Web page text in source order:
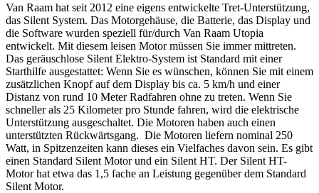
Van Raam hat seit 2012 eine eigens entwickelte Tret-Unterstützung,
das Silent System. Das Motorgehäuse, die Batterie, das Display und
die Software wurden speziell für/durch Van Raam Utopia
entwickelt. Mit diesem leisen Motor müssen Sie immer mittreten.
Das geräuschlose Silent Elektro-System ist Standard mit einer
Starthilfe ausgestattet: Wenn Sie es wünschen, können Sie mit einem
zusätzlichen Knopf auf dem Display bis ca. 5 km/h und einer
Distanz von rund 10 Meter Radfahren ohne zu treten. Wenn Sie
schneller als 25 Kilometer pro Stunde fahren, wird die elektrische
Unterstützung ausgeschaltet. Die Motoren haben auch einen
unterstützten Rückwärtsgang. Die Motoren liefern nominal 250
Watt, in Spitzenzeiten kann dieses ein Vielfaches davon sein. Es gibt
einen Standard Silent Motor und ein Silent HT. Der Silent HT-
Motor hat etwa das 1,5 fache an Leistung gegenüber dem Standard
Silent Motor.